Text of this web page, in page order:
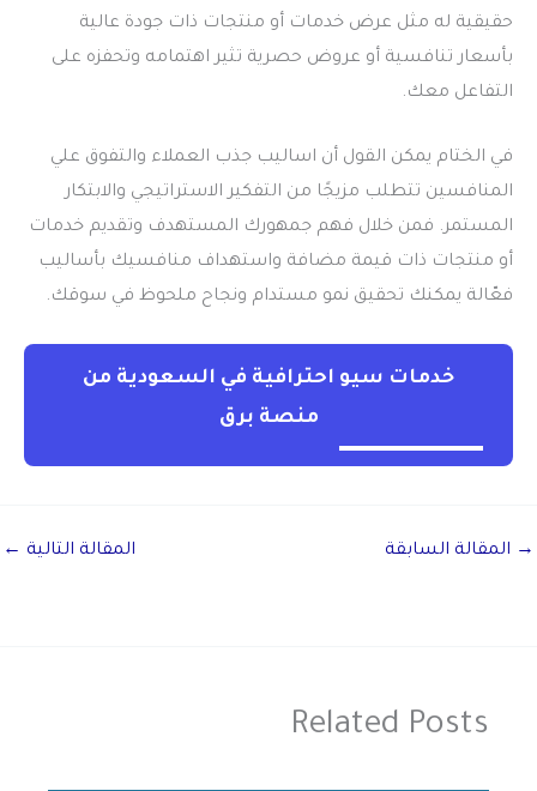
حقيقية له مثل عرض خدمات أو منتجات ذات جودة عالية
بأسعار تنافسية أو عروض حصرية تثير اهتمامه وتحفزه على
التفاعل معك.
في الختام يمكن القول أن اساليب جذب العملاء والتفوق علي
المنافسين تتطلب مزيجًا من التفكير الاستراتيجي والابتكار
المستمر. فمن خلال فهم جمهورك المستهدف وتقديم خدمات
أو منتجات ذات قيمة مضافة واستهداف منافسيك بأساليب
فعّالة يمكنك تحقيق نمو مستدام ونجاح ملحوظ في سوقك.
خدمات سيو احترافية في السعودية من
منصة برق
→ المقالة السابقة المقالة التالية ←
Related Posts